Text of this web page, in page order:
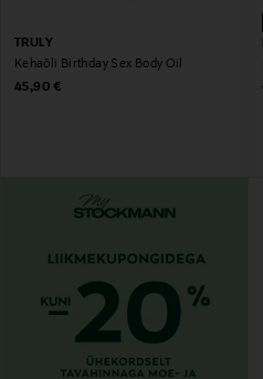
TRULY
Kehaõli Birthday Sex Body Oil
Original Price
45,90 €